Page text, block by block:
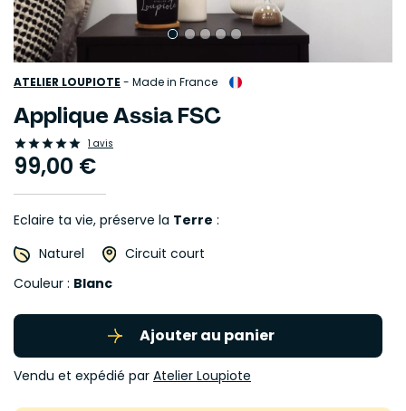
ATELIER LOUPIOTE - Made in France
Applique Assia FSC
 1 avis
99,00 €
Eclaire ta vie, préserve la Terre :
Naturel
Circuit court
Couleur : Blanc
Ajouter au panier
Vendu et expédié par Atelier Loupiote